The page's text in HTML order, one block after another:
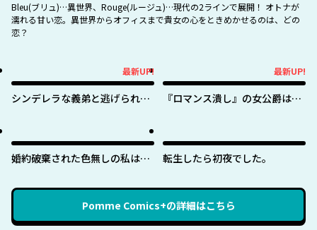
Bleu(ブリュ)…異世界、Rouge(ルージュ)…現代の2ラインで展開！ オトナが
濡れる甘い恋。異世界からオフィスまで貴女の心をときめかせるのは、どの
恋？
最新UP!
シンデレラな義弟と逃げられな
最新UP!
『ロマンス潰し』の女公爵は第
婚約破棄された色無しの私は、
る
転生したら初夜でした。
Pomme Comics+の詳細はこちら